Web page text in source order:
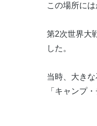
この場所に
第2次世界大
した。
当時、大き
「キャンプ